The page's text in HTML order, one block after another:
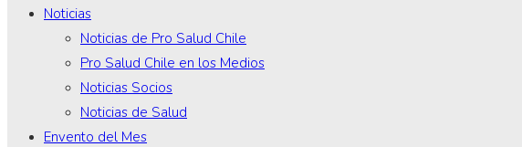
Noticias
Noticias de Pro Salud Chile
Pro Salud Chile en los Medios
Noticias Socios
Noticias de Salud
Envento del Mes